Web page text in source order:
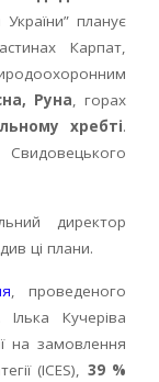
планує
Карпат,
Руна, горах
хребті.
директор
ці плани.
, проведеного
Ілька Кучеріва
на замовлення
(ICES), 39 %